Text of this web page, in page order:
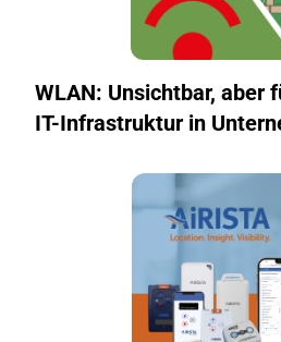
WLAN: Unsichtbar, aber
IT-Infrastruktur in